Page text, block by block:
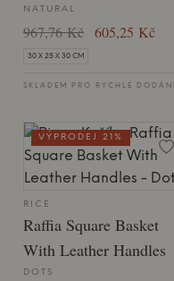
NATURAL
967,76 Kč 605,25 Kč
30 X 25 X 30 CM
SKLADEM PRO RYCHLÉ DODÁNÍ
RICE
Raffia Square Basket
With Leather Handles
DOTS
VÝPRODEJ 21%